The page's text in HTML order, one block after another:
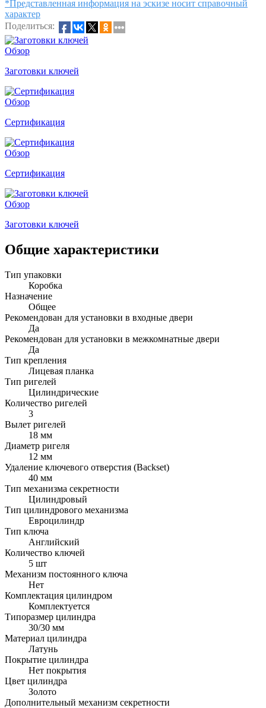
*Представленная информация на эскизе носит справочный
характер
Поделиться:
Обзор
Заготовки ключей
Обзор
Сертификация
Обзор
Сертификация
Обзор
Заготовки ключей
Общие характеристики
Тип упаковки
Коробка
Назначение
Общее
Рекомендован для установки в входные двери
Да
Рекомендован для установки в межкомнатные двери
Да
Тип крепления
Лицевая планка
Тип ригелей
Цилиндрические
Количество ригелей
3
Вылет ригелей
18 мм
Диаметр ригеля
12 мм
Удаление ключевого отверстия (Backset)
40 мм
Тип механизма секретности
Цилиндровый
Тип цилиндрового механизма
Евроцилиндр
Тип ключа
Английский
Количество ключей
5 шт
Механизм постоянного ключа
Нет
Комплектация цилиндром
Комплектуется
Типоразмер цилиндра
30/30 мм
Материал цилиндра
Латунь
Покрытие цилиндра
Нет покрытия
Цвет цилиндра
Золото
Дополнительный механизм секретности